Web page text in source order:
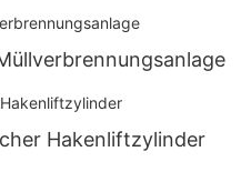
Hakenliftzylinder